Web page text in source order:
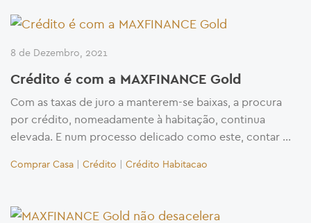
8 de Dezembro, 2021
Crédito é com a MAXFINANCE Gold
Com as taxas de juro a manterem-se baixas, a procura
por crédito, nomeadamente à habitação, continua
elevada. E num processo delicado como este, contar …
Comprar Casa | Crédito | Crédito Habitacao